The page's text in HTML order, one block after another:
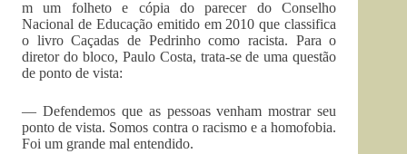
m um folheto e cópia do parecer do Conselho
Nacional de Educação emitido em 2010 que classifica
o livro Caçadas de Pedrinho como racista. Para o
diretor do bloco, Paulo Costa, trata-se de uma questão
de ponto de vista:
— Defendemos que as pessoas venham mostrar seu
ponto de vista. Somos contra o racismo e a homofobia.
Foi um grande mal entendido.